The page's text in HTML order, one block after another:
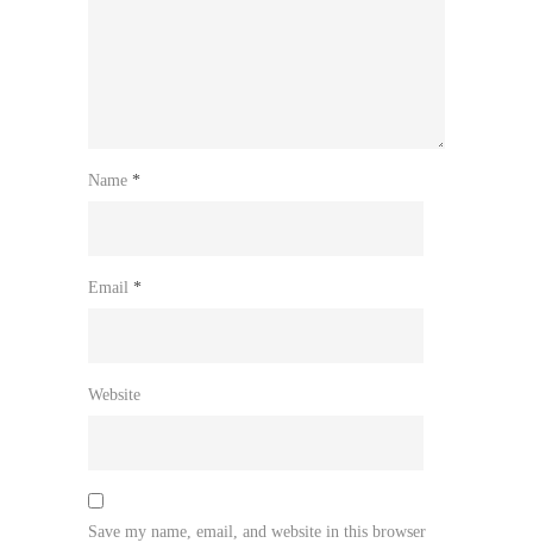
Name *
Email *
Website
Save my name, email, and website in this browser